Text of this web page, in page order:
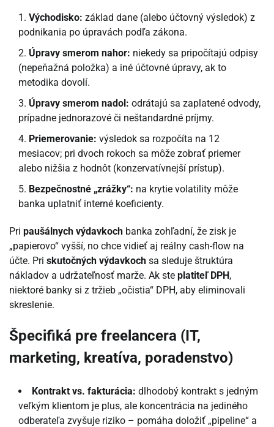
Východisko: základ dane (alebo účtovný výsledok) z
podnikania po úpravách podľa zákona.
Úpravy smerom nahor: niekedy sa pripočítajú odpisy
(nepeňažná položka) a iné účtovné úpravy, ak to
metodika dovolí.
Úpravy smerom nadol: odrátajú sa zaplatené odvody,
prípadne jednorazové či neštandardné príjmy.
Priemerovanie: výsledok sa rozpočíta na 12
mesiacov; pri dvoch rokoch sa môže zobrať priemer
alebo nižšia z hodnôt (konzervatívnejší prístup).
Bezpečnostné „zrážky“: na krytie volatility môže
banka uplatniť interné koeficienty.
Pri paušálnych výdavkoch banka zohľadní, že zisk je
„papierovo“ vyšší, no chce vidieť aj reálny cash-flow na
účte. Pri skutočných výdavkoch sa sleduje štruktúra
nákladov a udržateľnosť marže. Ak ste platiteľ DPH,
niektoré banky si z tržieb „očistia“ DPH, aby eliminovali
skreslenie.
Špecifiká pre freelancera (IT,
marketing, kreatíva, poradenstvo)
Kontrakt vs. fakturácia: dlhodobý kontrakt s jedným
veľkým klientom je plus, ale koncentrácia na jediného
odberateľa zvyšuje riziko – pomáha doložiť „pipeline“ a